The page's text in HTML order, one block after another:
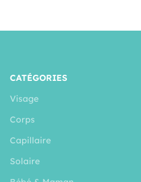
CATÉGORIES
Visage
Corps
Capillaire
Solaire